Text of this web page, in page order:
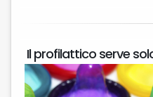
Il profilattico serve